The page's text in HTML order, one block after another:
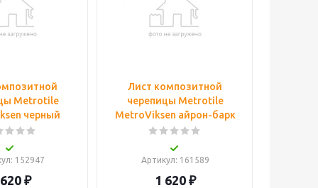
Metrotile
черный
: 152947
₽
Лист композитной
черепицы Metrotile
MetroViksen айрон-барк
Артикул: 161589
1 620₽